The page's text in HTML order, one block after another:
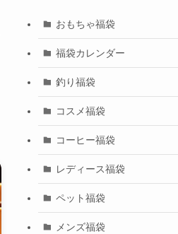
おもちゃ福袋
福袋カレンダー
釣り福袋
コスメ福袋
コーヒー福袋
レディース福袋
ペット福袋
メンズ福袋